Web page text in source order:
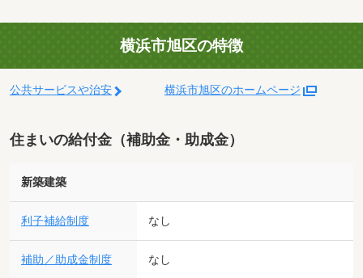
横浜市旭区の特徴
公共サービスや治安 横浜市旭区のホームページ
住まいの給付金（補助金・助成金）
新築建築
利子補給制度 なし
補助／助成金制度 なし